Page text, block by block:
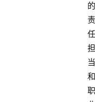
的
责
任
担
当
和
职